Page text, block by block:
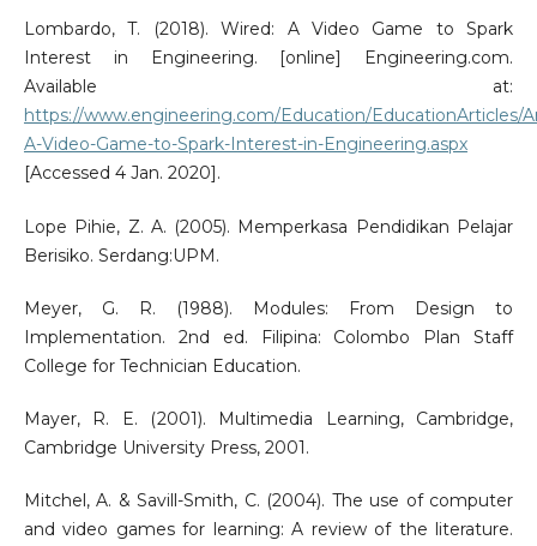
Lombardo, T. (2018). Wired: A Video Game to Spark
Interest in Engineering. [online] Engineering.com.
Available at:
https://www.engineering.com/Education/EducationArticles/
A-Video-Game-to-Spark-Interest-in-Engineering.aspx
[Accessed 4 Jan. 2020].
Lope Pihie, Z. A. (2005). Memperkasa Pendidikan Pelajar
Berisiko. Serdang:UPM.
Meyer, G. R. (1988). Modules: From Design to
Implementation. 2nd ed. Filipina: Colombo Plan Staff
College for Technician Education.
Mayer, R. E. (2001). Multimedia Learning, Cambridge,
Cambridge University Press, 2001.
Mitchel, A. & Savill-Smith, C. (2004). The use of computer
and video games for learning: A review of the literature.